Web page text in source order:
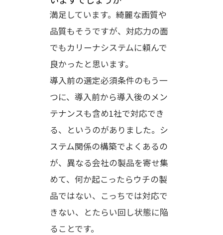
満足しています。綺麗な画質や
品質もそうですが、対応力の面
でもカリーナシステムに頼んで
良かったと思います。
導入前の選定必須条件のもう一
つに、導入前から導入後のメン
テナンスも含め1社で対応でき
る、というのがありました。シ
ステム関係の構築でよくあるの
が、異なる会社の製品を寄せ集
めて、何か起こったらウチの製
品ではない、こっちでは対応で
きない、とたらい回し状態に陥
ることです。